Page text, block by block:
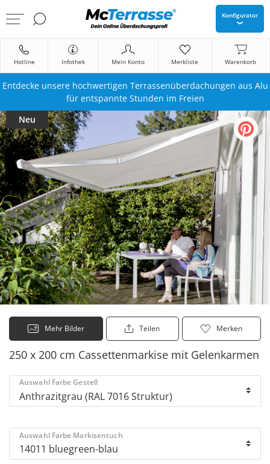
Konfigurator
Hotline Infothek Mein Konto Merkliste Warenkorb
Entdecke unsere hochwertigen Terrassenüberdachungen aus Alu
für entspannte Stunden im Freien
Neu
Mehr Bilder Teilen Merken
250 x 200 cm Cassettenmarkise mit Gelenkarmen
Auswahl Farbe Gestell
Auswahl Farbe Markisentuch